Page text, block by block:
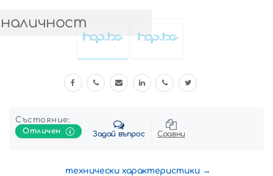
Състояние:
Отличен
Задай въпрос Сравни
технически характеристики